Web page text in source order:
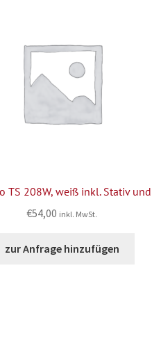
TS 208W, weiß inkl. Stativ
€54,00 inkl. MwSt.
zur Anfrage hinzufügen